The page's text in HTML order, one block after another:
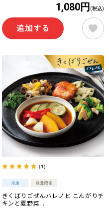
1,080円 (税込)
（1）
きくばりごぜんハレノヒ こんがりチ
キンと夏野菜...